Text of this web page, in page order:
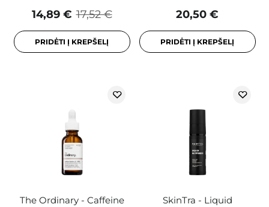
17,52 €
14,89 €
PRIDĖTI Į KREPŠELĮ
20,50 €
PRIDĖTI Į KREPŠELĮ
The Ordinary - Caffeine
SkinTra - Liquid